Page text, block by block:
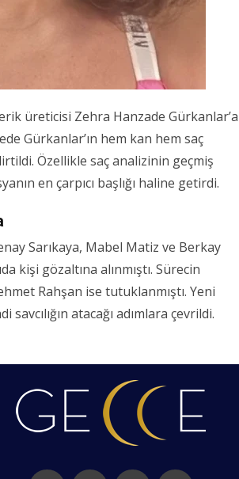
üreticisi Zehra Hanzade Gürkanlar’a
Gürkanlar’ın hem kan hem saç
Özellikle saç analizinin geçmiş
en çarpıcı başlığı haline getirdi.
Sarıkaya, Mabel Matiz ve Berkay
kişi gözaltına alınmıştı. Sürecin
Rahşan ise tutuklanmıştı. Yeni
atacağı adımlara çevrildi.